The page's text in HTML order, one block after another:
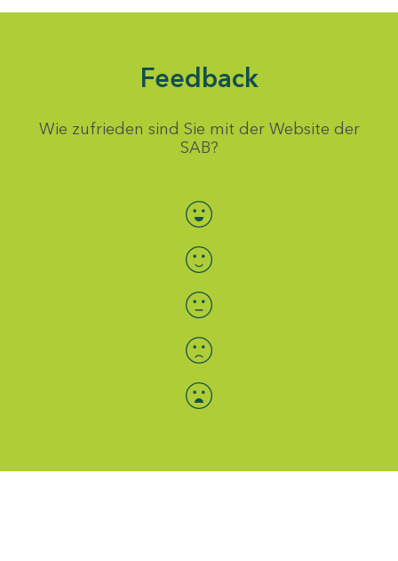
Feedback
Wie zufrieden sind Sie mit der Website der
SAB?
Bewertung auswählen